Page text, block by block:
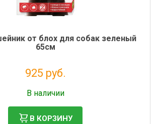
от блох для собак зеленый
65см
925 руб.
В наличии
В КОРЗИНУ